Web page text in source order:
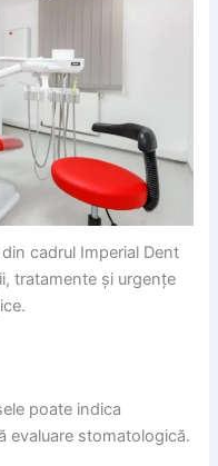
cadrul Imperial Dent
tratamente și urgențe
poate indica
evaluare stomatologică.